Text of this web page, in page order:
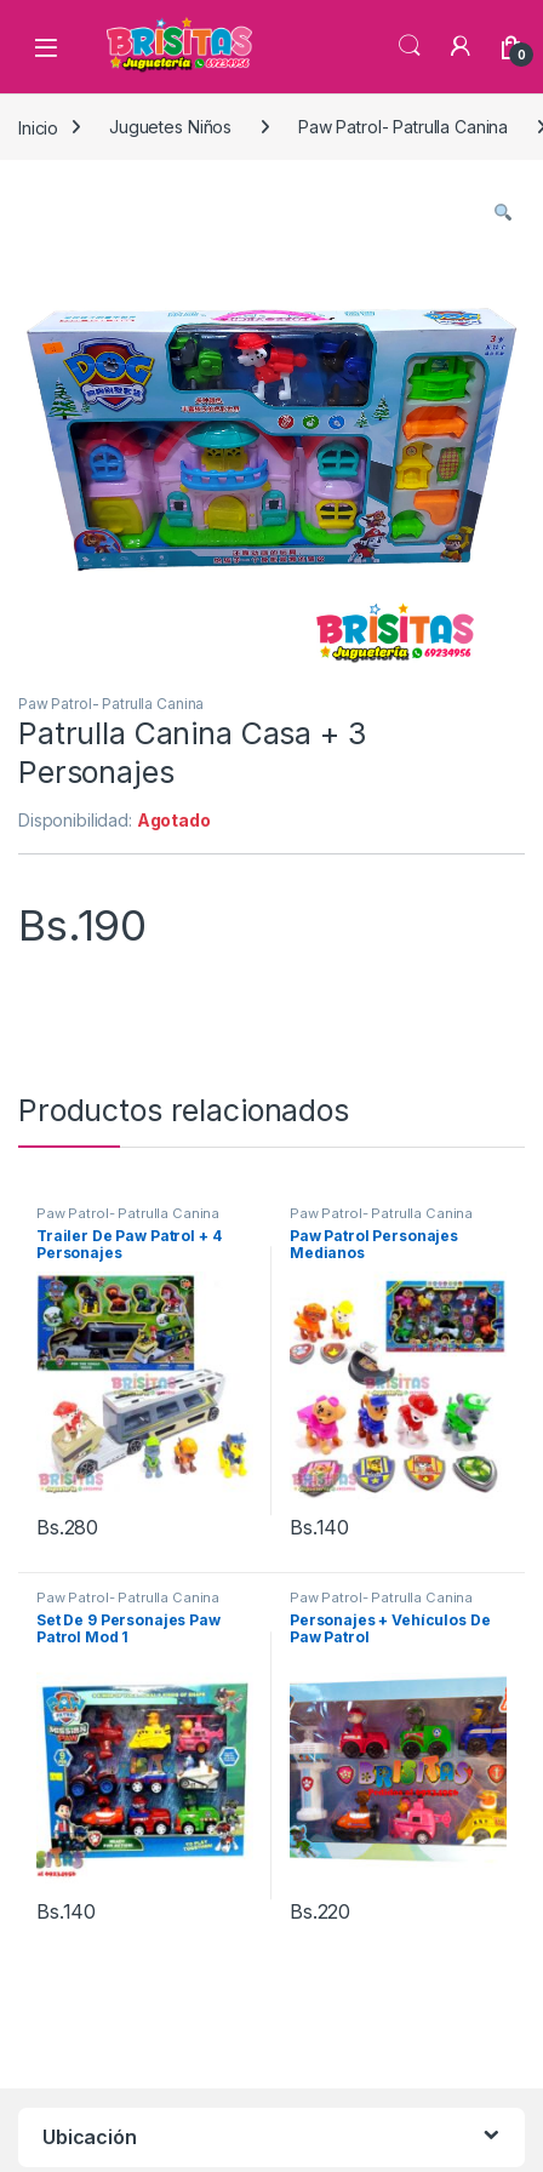
0
Inicio Juguetes Niños Paw Patrol- Patrulla Canina
Paw Patrol- Patrulla Canina
Patrulla Canina Casa + 3
Personajes
Disponibilidad: Agotado
Bs.190
Productos relacionados
Paw Patrol- Patrulla Canina
Trailer De Paw Patrol + 4
Personajes
Bs.280
Paw Patrol- Patrulla Canina
Paw Patrol Personajes
Medianos
Bs.140
Paw Patrol- Patrulla Canina
Set De 9 Personajes Paw
Patrol Mod 1
Bs.140
Paw Patrol- Patrulla Canina
Personajes + Vehículos De
Paw Patrol
Bs.220
Ubicación